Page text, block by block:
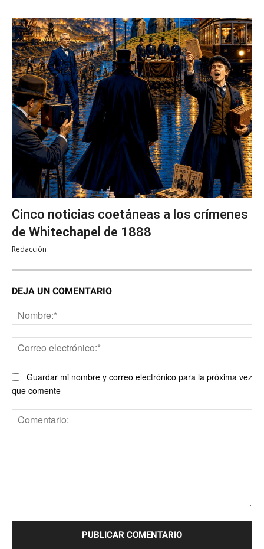
Cinco noticias coetáneas a los crímenes
de Whitechapel de 1888
Redacción
DEJA UN COMENTARIO
Guardar mi nombre y correo electrónico para la próxima vez
que comente